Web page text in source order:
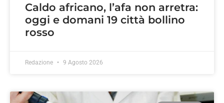
Caldo africano, l’afa non arretra:
oggi e domani 19 città bollino
rosso
Redazione 9 Agosto 2026